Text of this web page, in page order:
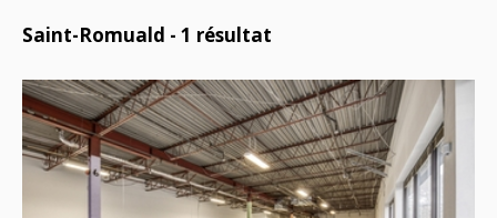
Saint-Romuald - 1 résultat